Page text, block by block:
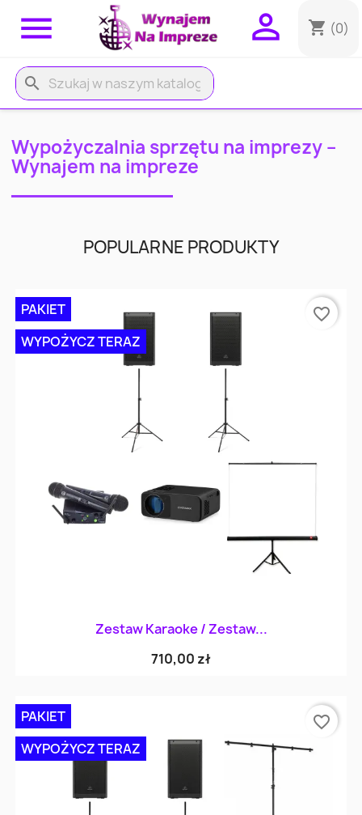
 shopping_cart (0)

search
Wypożyczalnia sprzętu na imprezy –
Wynajem na impreze
POPULARNE PRODUKTY
Zestaw Karaoke / Zestaw...
710,00 zł
PAKIET
WYPOŻYCZ TERAZ
favorite_border
PAKIET
WYPOŻYCZ TERAZ
favorite_border